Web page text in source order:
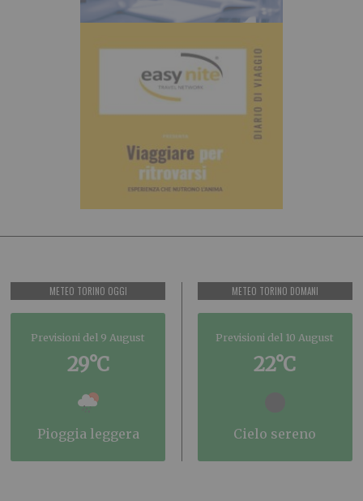
METEO TORINO OGGI
Previsioni del 9 August
29°C
pioggia leggera
METEO TORINO DOMANI
Previsioni del 10 August
22°C
cielo sereno